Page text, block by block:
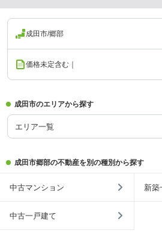
成田市/郷部
価格未定含む｜
成田市のエリアから探す
エリア一覧
成田市郷部の不動産を別の種別から探す
中古マンション 新築
中古一戸建て